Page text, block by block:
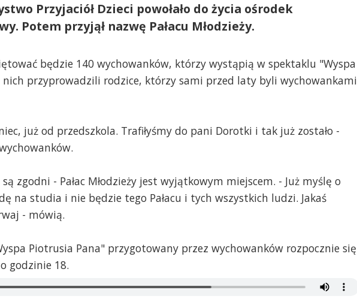
Przyjaciół Dzieci powołało do życia ośrodek
Potem przyjął nazwę Pałacu Młodzieży.
będzie 140 wychowanków, którzy wystąpią w spektaklu "Wyspa
nich przyprowadzili rodzice, którzy sami przed laty byli wychowankami
już od przedszkola. Trafiłyśmy do pani Dorotki i tak już zostało -
zgodni - Pałac Młodzieży jest wyjątkowym miejscem. - Już myślę o
na studia i nie będzie tego Pałacu i tych wszystkich ludzi. Jakaś
- mówią.
Piotrusia Pana" przygotowany przez wychowanków rozpocznie się
godzinie 18.